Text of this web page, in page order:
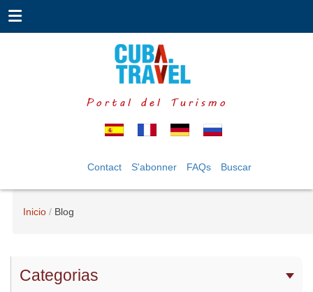
Portal del Turismo
Contact S'abonner FAQs Buscar
Inicio Blog
Categorias